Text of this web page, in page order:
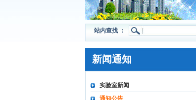
站内查找 ：
新闻通知
实验室新闻
通知公告